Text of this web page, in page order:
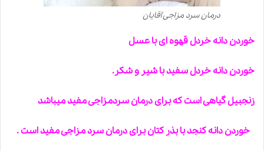
درمان سرد مزاجی آقایان
خوردن دانه خردل قهوه ای با عسل
خوردن دانه خردل سفید با شیر و شکر.
زنجبیل گیاهی است که برایدرمان سردمزاجیمفید میباشد
خوردن دانه کنجد با بذر کتان برای درمان سرد مزاجی مفید است .